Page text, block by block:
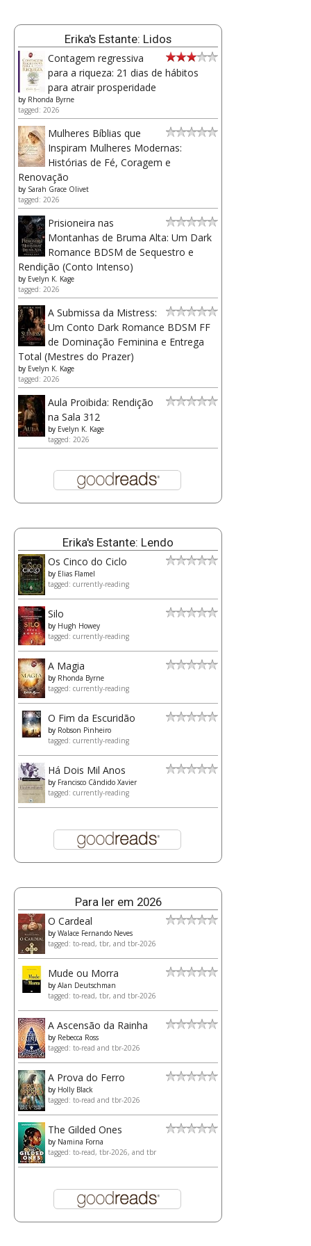
Erika's Estante: Lidos
Contagem regressiva
para a riqueza: 21 dias de hábitos
para atrair prosperidade
by Rhonda Byrne
tagged: 2026
Mulheres Bíblias que
Inspiram Mulheres Modernas:
Histórias de Fé, Coragem e
Renovação
by Sarah Grace Olivet
tagged: 2026
Prisioneira nas
Montanhas de Bruma Alta: Um Dark
Romance BDSM de Sequestro e
Rendição (Conto Intenso)
by Evelyn K. Kage
tagged: 2026
A Submissa da Mistress:
Um Conto Dark Romance BDSM FF
de Dominação Feminina e Entrega
Total (Mestres do Prazer)
by Evelyn K. Kage
tagged: 2026
Aula Proibida: Rendição
na Sala 312
by Evelyn K. Kage
tagged: 2026
Erika's Estante: Lendo
Os Cinco do Ciclo
by Elias Flamel
tagged: currently-reading
Silo
by Hugh Howey
tagged: currently-reading
A Magia
by Rhonda Byrne
tagged: currently-reading
O Fim da Escuridão
by Robson Pinheiro
tagged: currently-reading
Há Dois Mil Anos
by Francisco Cândido Xavier
tagged: currently-reading
Para ler em 2026
O Cardeal
by Walace Fernando Neves
tagged: to-read, tbr, and tbr-2026
Mude ou Morra
by Alan Deutschman
tagged: to-read, tbr, and tbr-2026
A Ascensão da Rainha
by Rebecca Ross
tagged: to-read and tbr-2026
A Prova do Ferro
by Holly Black
tagged: to-read and tbr-2026
The Gilded Ones
by Namina Forna
tagged: to-read, tbr-2026, and tbr